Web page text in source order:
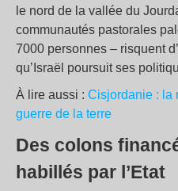
le nord de la vallée du
communautés pastorales
7000 personnes – risquent
qu’Israël poursuit ses
À lire aussi : Cisjordanie : la
guerre de la terre
Des colons
habillés par l’Etat